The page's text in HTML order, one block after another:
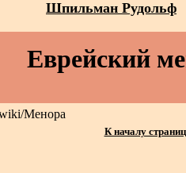
Шпильман Рудольф
Еврейский
Менора
К началу